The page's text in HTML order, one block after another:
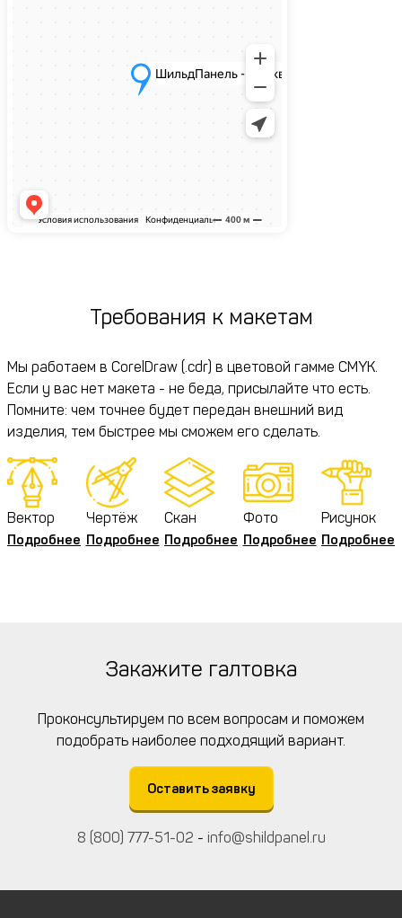
Требования к макетам
Мы работаем в CorelDraw (.cdr) в цветовой гамме CMYK.
Если у вас нет макета - не беда, присылайте что есть.
Помните: чем точнее будет передан внешний вид
изделия, тем быстрее мы сможем его сделать.
Вектор
Подробнее
Чертёж
Подробнее
Скан
Подробнее
Фото
Подробнее
Рисунок
Подробнее
Закажите галтовка
Проконсультируем по всем вопросам и поможем
подобрать наиболее подходящий вариант.
Оставить заявку
8 (800) 777-51-02 - info@shildpanel.ru